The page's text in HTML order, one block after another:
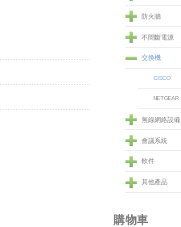
防火牆
不間斷電源
交換機
CISCO
NETGEAR
無線網絡設備
會議系統
軟件
其他產品
購物車